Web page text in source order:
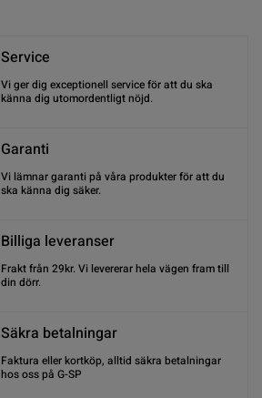
Service
Vi ger dig exceptionell service för att du ska
känna dig utomordentligt nöjd.
Garanti
Vi lämnar garanti på våra produkter för att du
ska känna dig säker.
Billiga leveranser
Frakt från 29kr. Vi levererar hela vägen fram till
din dörr.
Säkra betalningar
Faktura eller kortköp, alltid säkra betalningar
hos oss på G-SP